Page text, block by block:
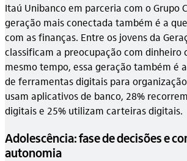
Itaú Unibanco em parceria com o Grupo
geração mais conectada também é a
com as finanças. Entre os jovens da
classificam a preocupação com dinheiro
mesmo tempo, essa geração também é
de ferramentas digitais para
usam aplicativos de banco, 28%
digitais e 25% utilizam carteiras digitais.
Adolescência: fase de decisões e
autonomia